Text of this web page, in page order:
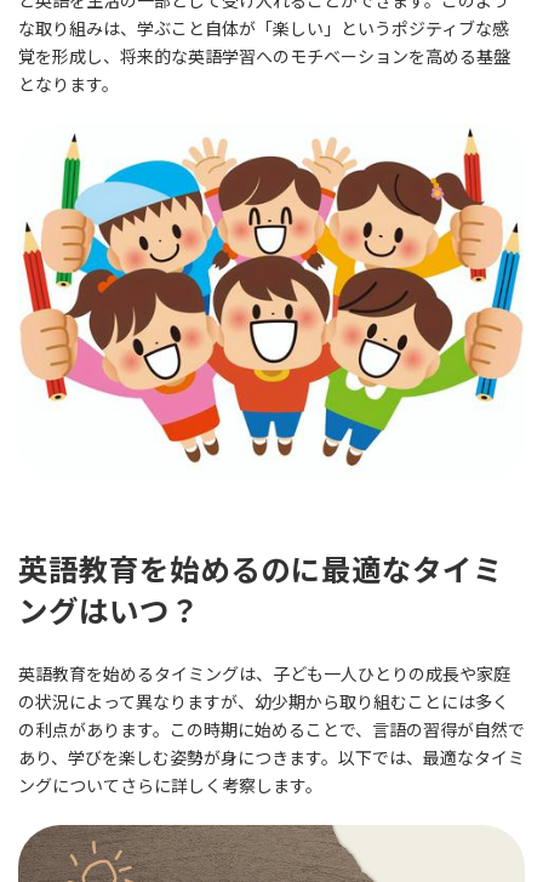
な取り組みは、学ぶこと自体が「楽しい」というポジティブな感
覚を形成し、将来的な英語学習へのモチベーションを高める基盤
となります。
英語教育を始めるのに最適なタイミ
ングはいつ？
英語教育を始めるタイミングは、子ども一人ひとりの成長や家庭
の状況によって異なりますが、幼少期から取り組むことには多く
の利点があります。この時期に始めることで、言語の習得が自然で
あり、学びを楽しむ姿勢が身につきます。以下では、最適なタイミ
ングについてさらに詳しく考察します。